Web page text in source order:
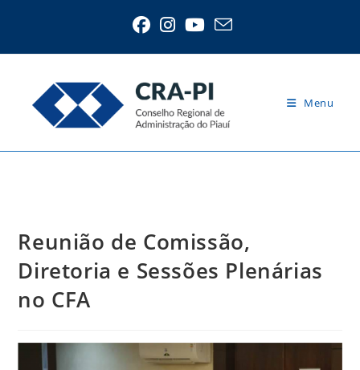
Menu
Reunião de Comissão,
Diretoria e Sessões Plenárias
no CFA